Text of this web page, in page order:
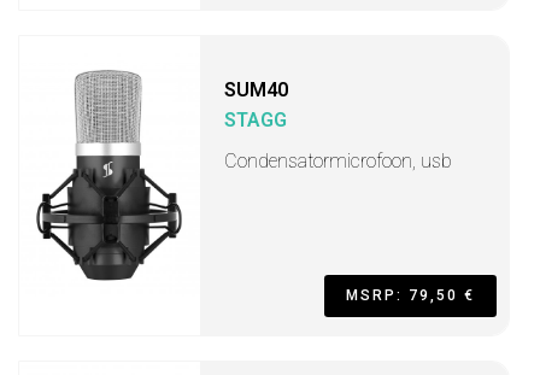
SUM40
STAGG
Condensatormicrofoon, usb
MSRP: 79,50 €